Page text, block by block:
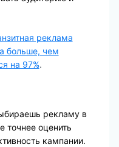
реклама
больше, чем
на 97%.
рекламу в
точнее оценить
кампании.